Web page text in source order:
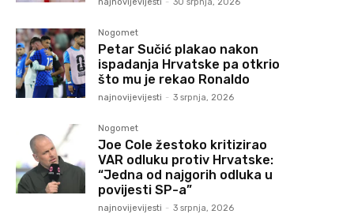
Nogomet
Petar Sučić plakao nakon
ispadanja Hrvatske pa otkrio
što mu je rekao Ronaldo
najnovijevijesti - 3 srpnja, 2026
Nogomet
Joe Cole žestoko kritizirao
VAR odluku protiv Hrvatske:
“Jedna od najgorih odluka u
povijesti SP-a”
najnovijevijesti - 3 srpnja, 2026